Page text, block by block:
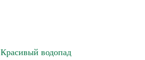
Красивый водопад